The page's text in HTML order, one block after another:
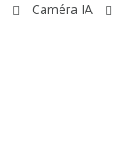
Caméra IA